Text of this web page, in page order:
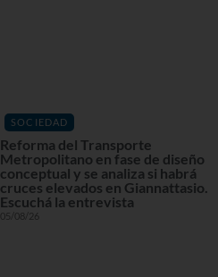
SOCIEDAD
Reforma del Transporte
Metropolitano en fase de diseño
conceptual y se analiza si habrá
cruces elevados en Giannattasio.
Escuchá la entrevista
05/08/26